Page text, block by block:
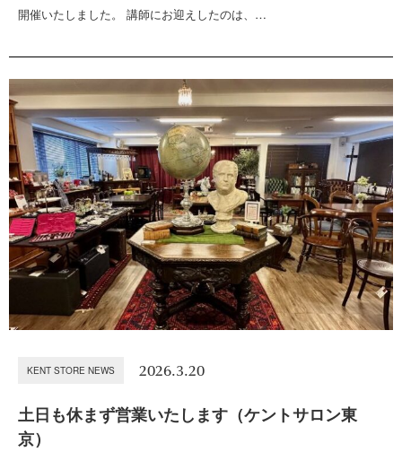
開催いたしました。 講師にお迎えしたのは、…
KENT STORE NEWS 2026.3.20
土日も休まず営業いたします（ケントサロン東
京）